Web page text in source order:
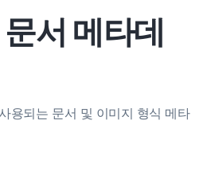
서 메타데
용되는 문서 및 이미지 형식 메타